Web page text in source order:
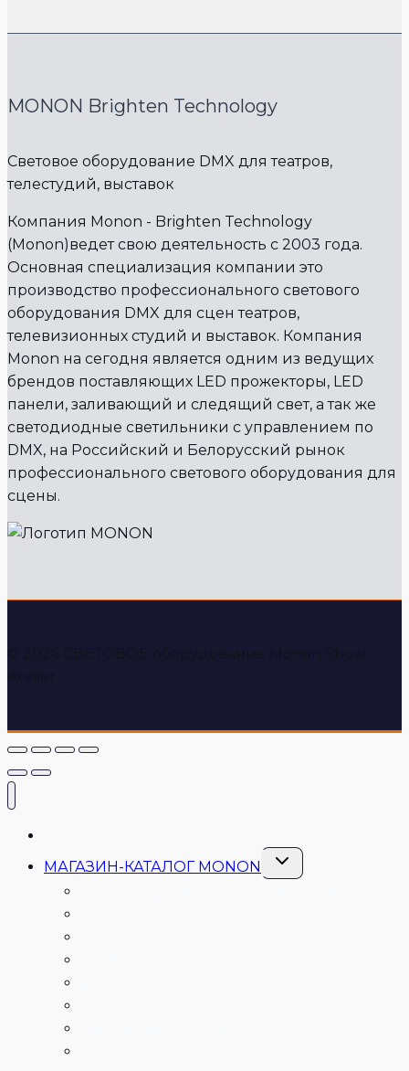
MONON Brighten Technology
Световое оборудование DMX для театров,
телестудий, выставок
Компания Monon - Brighten Technology
(Monon)ведет свою деятельность с 2003 года.
Основная специализация компании это
производство профессионального светового
оборудования DMX для сцен театров,
телевизионных студий и выставок. Компания
Monon на сегодня является одним из ведущих
брендов поставляющих LED прожекторы, LED
панели, заливающий и следящий свет, а так же
светодиодные светильники с управлением по
DMX, на Российский и Белорусский рынок
профессионального светового оборудования для
сцены.
МАГАЗИН-КАТАЛОГ MONON
Переключить
дочернее